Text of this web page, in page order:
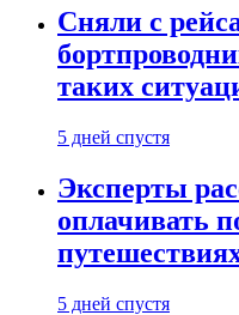
Сняли с
таких
5 дней спустя
Эксперты
оплачивать
5 дней спустя